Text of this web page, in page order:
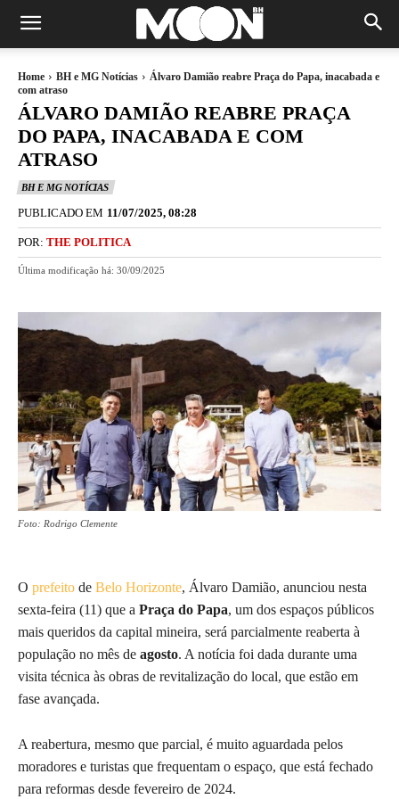
Home BH e MG Notícias
Álvaro Damião reabre Praça do Papa, inacabada e
com atraso
ÁLVARO DAMIÃO REABRE PRAÇA
DO PAPA, INACABADA E COM
ATRASO
BH E MG NOTÍCIAS
PUBLICADO EM 11/07/2025, 08:28
POR: THE POLITICA
Última modificação há: 30/09/2025
Foto: Rodrigo Clemente
O prefeito de Belo Horizonte, Álvaro Damião, anunciou nesta
sexta-feira (11) que a Praça do Papa, um dos espaços públicos
mais queridos da capital mineira, será parcialmente reaberta à
população no mês de agosto. A notícia foi dada durante uma
visita técnica às obras de revitalização do local, que estão em
fase avançada.
A reabertura, mesmo que parcial, é muito aguardada pelos
moradores e turistas que frequentam o espaço, que está fechado
para reformas desde fevereiro de 2024.